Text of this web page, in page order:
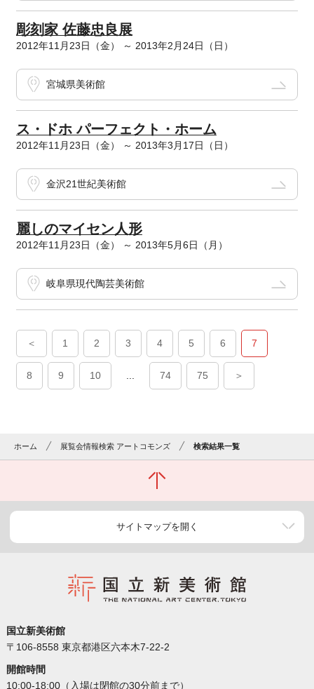
彫刻家 佐藤忠良展
2012年11月23日（金） ～ 2013年2月24日（日）
宮城県美術館
ス・ドホ パーフェクト・ホーム
2012年11月23日（金） ～ 2013年3月17日（日）
金沢21世紀美術館
麗しのマイセン人形
2012年11月23日（金） ～ 2013年5月6日（月）
岐阜県現代陶芸美術館
＜ 1 2 3 4 5 6 7
8 9 10 74 75 ＞
ホーム 展覧会情報検索 アートコモンズ 検索結果一覧
サイトマップを開く
国立新美術館
〒106-8558 東京都港区六本木7-22-2
開館時間
10:00-18:00（入場は閉館の30分前まで）